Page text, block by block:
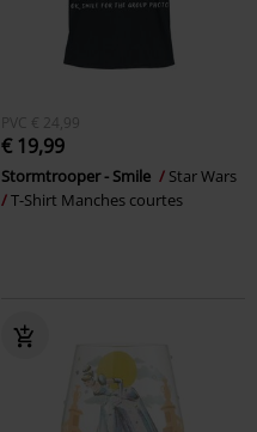
PVC € 24,99
€ 19,99
Stormtrooper - Smile
Star Wars
T-Shirt Manches courtes